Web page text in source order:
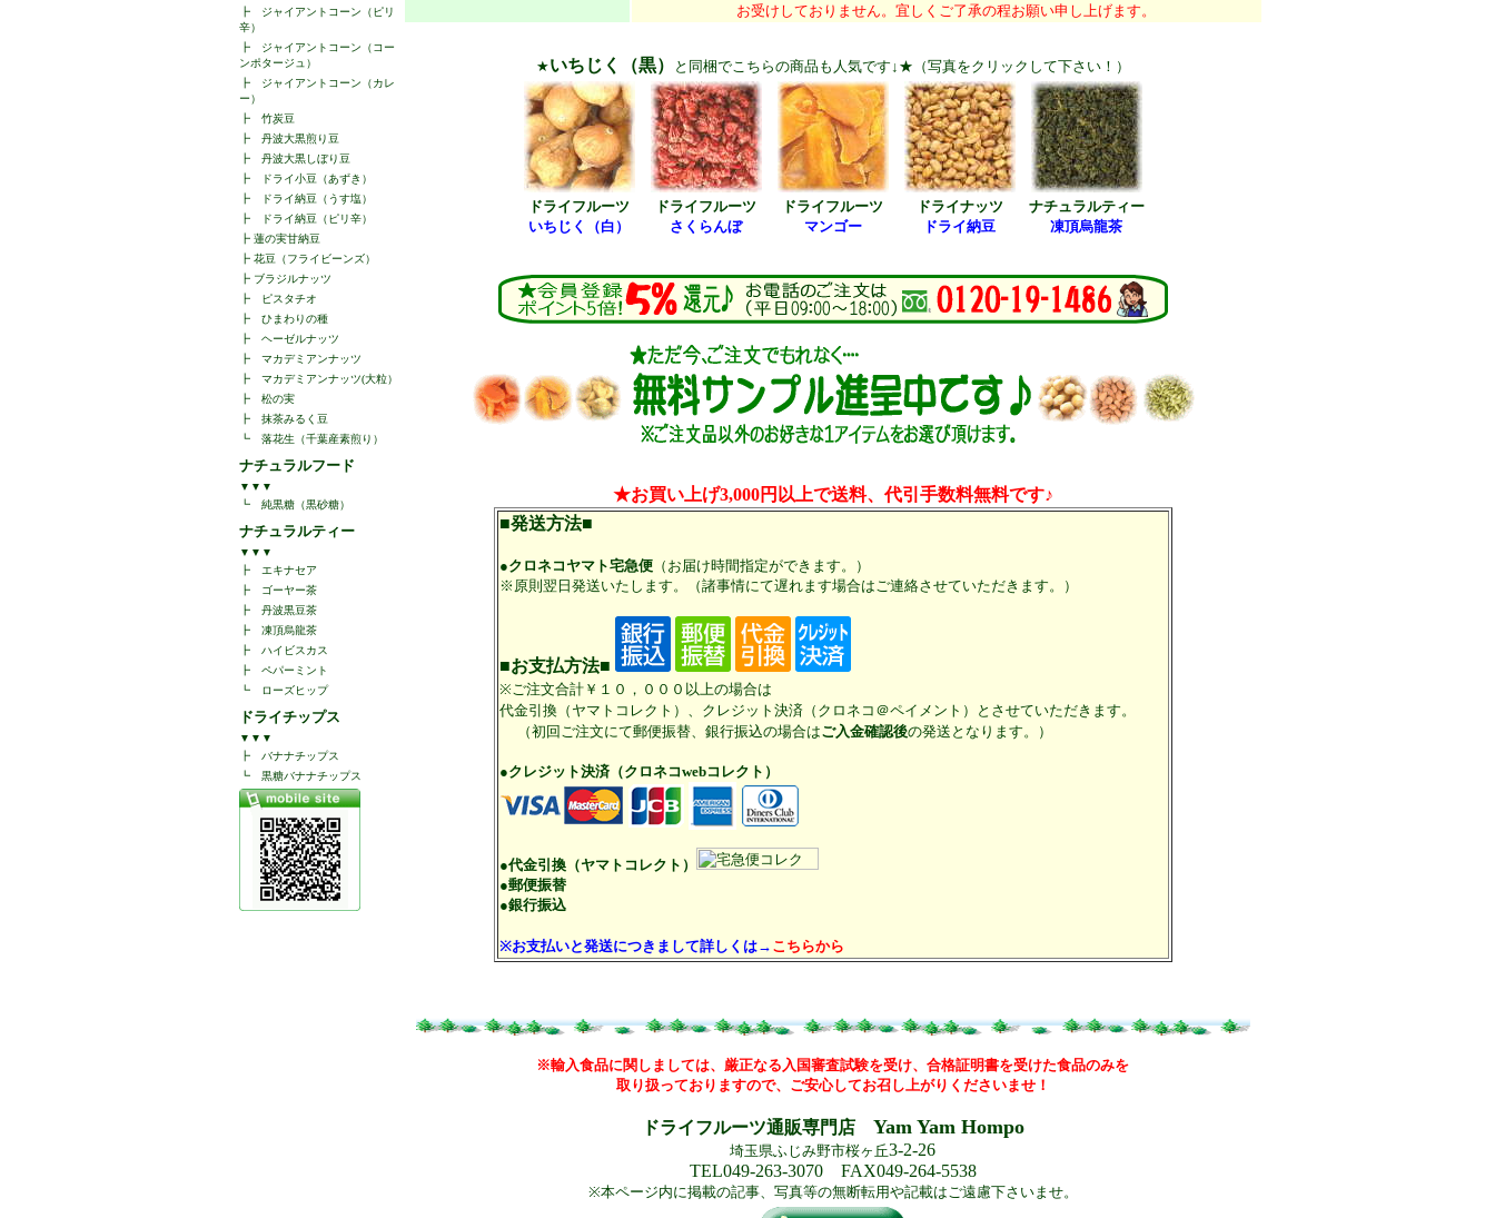
┣
ジャイアントコーン（ピリ
辛）
┣
ジャイアントコーン（コー
ンポタージュ）
┣
ジャイアントコーン（カレ
ー）
┣ 竹炭豆
┣ 丹波大黒煎り豆
┣ 丹波大黒しぼり豆
┣
ドライ小豆（あずき）
┣
ドライ納豆（うす塩）
┣
ドライ納豆（ピリ辛）
┣ 蓮の実甘納豆
┣ 花豆（フライビーンズ）
┣ ブラジルナッツ
┣
ピスタチオ
┣ ひまわりの種
┣ ヘーゼルナッツ
┣ マカデミアンナッツ
┣ マカデミアンナッツ(大粒）
┣ 松の実
┣ 抹茶みるく豆
┗ 落花生（千葉産素煎り）
ナチュラルフード
▼▼▼
┗ 純黒糖（黒砂糖）
ナチュラルティー
▼▼▼
┣
エキナセア
┣
ゴーヤー茶
┣ 丹波黒豆茶
┣ 凍頂烏龍茶
┣ ハイビスカス
┣ ペパーミント
┗
ローズヒップ
ドライチップス
▼▼▼
┣
バナナチップス
┗ 黒糖バナナチップス
お受けしておりません。宜しくご了承の程お願い申し上げます。
★いちじく（黒） と同梱でこちらの商品も人気です↓★（写真をクリックして下さい！）
ドライフルーツ
いちじく（白）
ドライフルーツ
さくらんぼ
ドライフルーツ
マンゴー
ドライナッツ
ドライ納豆
ナチュラルティー
凍頂烏龍茶
★お買い上げ3,000円以上で送料、代引手数料無料です♪
■発送方法■
●クロネコヤマト宅急便（お届け時間指定ができます。）
※原則翌日発送いたします。（諸事情にて遅れます場合はご連絡させていただきます。）
■お支払方法■
※ご注文合計￥１０，０００以上の場合は
代金引換（ヤマトコレクト）、クレジット決済（クロネコ＠ペイメント）とさせていただきます。
（初回ご注文にて郵便振替、銀行振込の場合はご入金確認後の発送となります。）
●クレジット決済（クロネコwebコレクト）
●代金引換（ヤマトコレクト）
●郵便振替
●銀行振込
※お支払いと発送につきまして詳しくは→ こちらから
※輸入食品に関しましては、厳正なる入国審査試験を受け、合格証明書を受けた食品のみを
取り扱っておりますので、ご安心してお召し上がりくださいませ！
ドライフルーツ通販専門店 Yam Yam Hompo
埼玉県ふじみ野市桜ヶ丘3-2-26
TEL049-263-3070 FAX049-264-5538
※本ページ内に掲載の記事、写真等の無断転用や記載はご遠慮下さいませ。